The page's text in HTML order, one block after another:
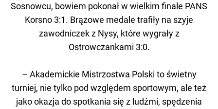
Sosnowcu, bowiem pokonał w wielkim finale PANS
Korsno 3:1. Brązowe medale trafiły na szyje
zawodniczek z Nysy, które wygrały z
Ostrowczankami 3:0.
– Akademickie Mistrzostwa Polski to świetny
turniej, nie tylko pod względem sportowym, ale też
jako okazja do spotkania się z ludźmi, spędzenia